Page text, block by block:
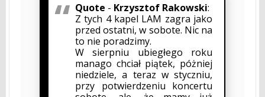
Quote - Krzysztof Rakowski:
Z tych 4 kapel LAM zagra jako
przed ostatni, w sobote. Nic na
to nie poradzimy.
W sierpniu ubiegłego roku
manago chciał piątek, póżniej
niedziele, a teraz w styczniu,
przy potwierdzeniu koncertu